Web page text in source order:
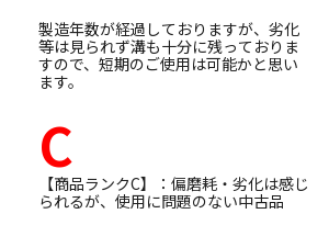
製造年数が経過しておりますが、劣化
等は見られず溝も十分に残っておりま
すので、短期のご使用は可能かと思い
ます。
C
【商品ランクC】：偏磨耗・劣化は感じ
られるが、使用に問題のない中古品